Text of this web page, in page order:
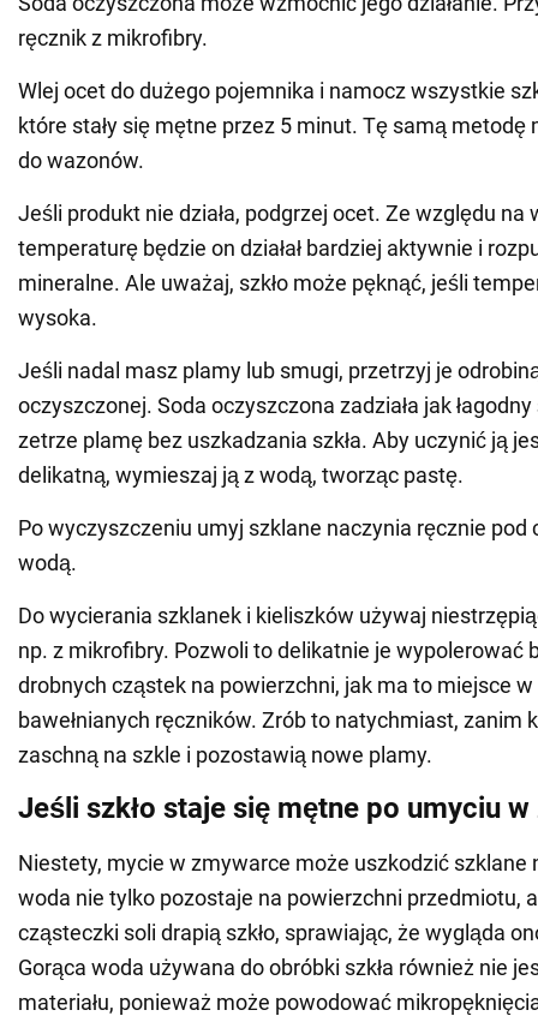
ręcznik z mikrofibry.
Wlej ocet do dużego pojemnika i namocz wszystkie
które stały się mętne przez 5 minut. Tę samą metodę
do wazonów.
Jeśli produkt nie działa, podgrzej ocet. Ze względu na
temperaturę będzie on działał bardziej aktywnie i
mineralne. Ale uważaj, szkło może pęknąć, jeśli
wysoka.
Jeśli nadal masz plamy lub smugi, przetrzyj je
oczyszczonej. Soda oczyszczona zadziała jak
zetrze plamę bez uszkadzania szkła. Aby uczynić ją
delikatną, wymieszaj ją z wodą, tworząc pastę.
Po wyczyszczeniu umyj szklane naczynia ręcznie pod
wodą.
Do wycierania szklanek i kieliszków używaj
np. z mikrofibry. Pozwoli to delikatnie je wypolerować
drobnych cząstek na powierzchni, jak ma to miejsce
bawełnianych ręczników. Zrób to natychmiast, zanim
zaschną na szkle i pozostawią nowe plamy.
Jeśli szkło staje się mętne po umyciu
Niestety, mycie w zmywarce może uszkodzić szklane
woda nie tylko pozostaje na powierzchni przedmiotu,
cząsteczki soli drapią szkło, sprawiając, że wygląda
Gorąca woda używana do obróbki szkła również nie
materiału, ponieważ może powodować